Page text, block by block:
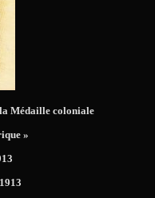
Médaille coloniale
»